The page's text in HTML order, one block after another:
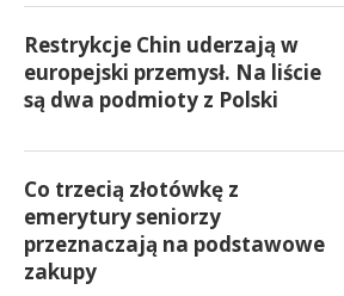
Restrykcje Chin uderzają w
europejski przemysł. Na liście
są dwa podmioty z Polski
Co trzecią złotówkę z
emerytury seniorzy
przeznaczają na podstawowe
zakupy